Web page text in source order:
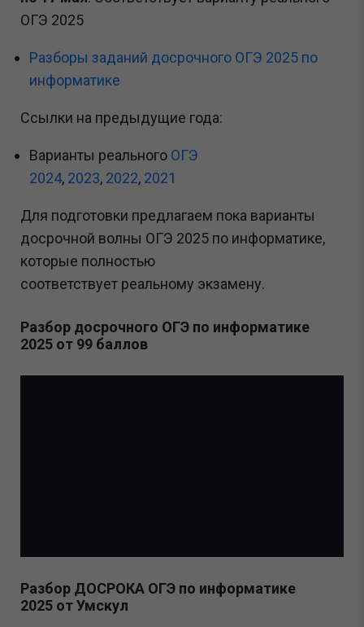
ОГЭ 2025
Разборы заданий досрочного ОГЭ 2025 по
информатике
Ссылки на предыдущие года:
Варианты реального ОГЭ
2024, 2023, 2022, 2021
Для подготовки предлагаем пока варианты
досрочной волны ОГЭ 2025 по информатике,
которые полностью
соответствует реальному экзамену.
Разбор досрочного ОГЭ по информатике
2025 от 99 баллов
Разбор ДОСРОКА ОГЭ по информатике
2025 от Умскул